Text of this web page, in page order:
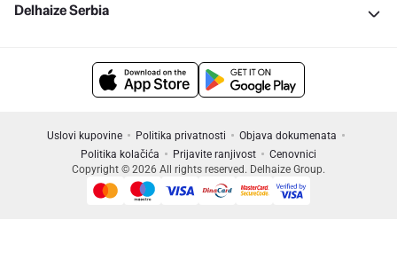
Delhaize Serbia
Uslovi kupovine Politika privatnosti
Objava dokumenata
Politika kolačića
Prijavite ranjivost
Cenovnici
Copyright © 2026 All rights reserved. Delhaize Group.